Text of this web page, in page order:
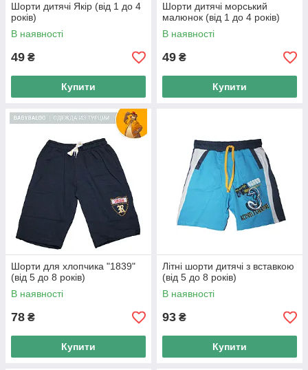
Шорти дитячі Якір (від 1 до 4
років)
В наявності
49 ₴
Купити
Шорти дитячі морський
малюнок (від 1 до 4 років)
В наявності
49 ₴
Купити
Шорти для хлопчика "1839"
(від 5 до 8 років)
В наявності
78 ₴
Купити
Літні шорти дитячі з вставкою
(від 5 до 8 років)
В наявності
93 ₴
Купити